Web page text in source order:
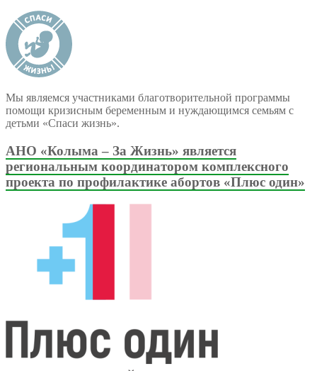
Мы являемся участниками благотворительной программы
помощи кризисным беременным и нуждающимся семьям с
детьми «Спаси жизнь».
АНО «Колыма – За Жизнь» является
региональным координатором комплексного
проекта по профилактике абортов «Плюс один»